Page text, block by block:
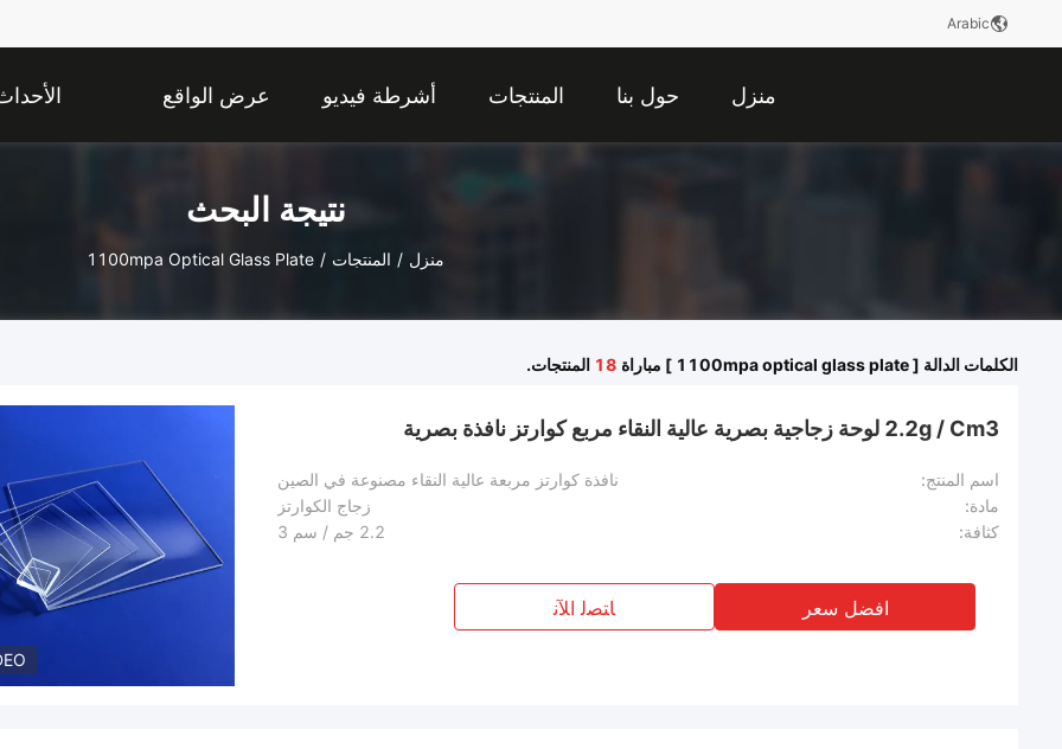
Arabic
منزل حول بنا المنتجات أشرطة فيديو عرض الواقع
الافتراضي
نتيجة البحث
منزل / المنتجات /
1100mpa Optical Glass Plate
الكلمات الدالة [ 1100mpa optical glass plate ] مباراة 18 المنتجات.
2.2g / Cm3 لوحة زجاجية بصرية عالية النقاء مربع كوارتز نافذة بصرية
اسم المنتج:
نافذة كوارتز مربعة عالية النقاء مصنوعة في الصين
مادة:
زجاج الكوارتز
كثافة:
2.2 جم / سم 3
افضل سعر ﺎﺘﺼﻟ ﺍﻶﻧ